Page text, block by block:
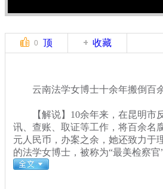
0 顶 收藏
云南法学女博士十余年搬倒百
【解说】10余年来，在昆明市
讯、查账、取证等工作，将百余名
元人民币，办案之余，她还致力于
的法学女博士，被称为“最美检察